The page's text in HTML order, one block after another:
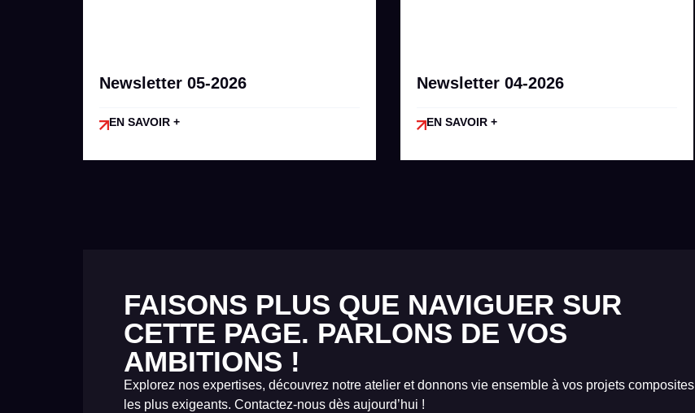
Newsletter 05-2026
EN SAVOIR +
Newsletter 04-2026
EN SAVOIR +
FAISONS PLUS QUE NAVIGUER SUR
CETTE PAGE. PARLONS DE VOS
AMBITIONS !
Explorez nos expertises, découvrez notre atelier et donnons vie ensemble à vos projets composites
les plus exigeants. Contactez-nous dès aujourd’hui !